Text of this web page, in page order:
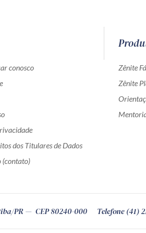
conosco
dos Titulares de Dados
(contato)
Zênite
Zênite
/PR CEP80240-000 Telefone (41)